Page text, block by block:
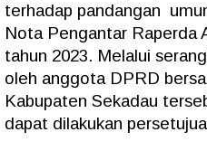
terhadap pandangan
Nota Pengantar Raperda
tahun 2023. Melalui
oleh anggota DPRD
Kabupaten Sekadau
dapat dilakukan